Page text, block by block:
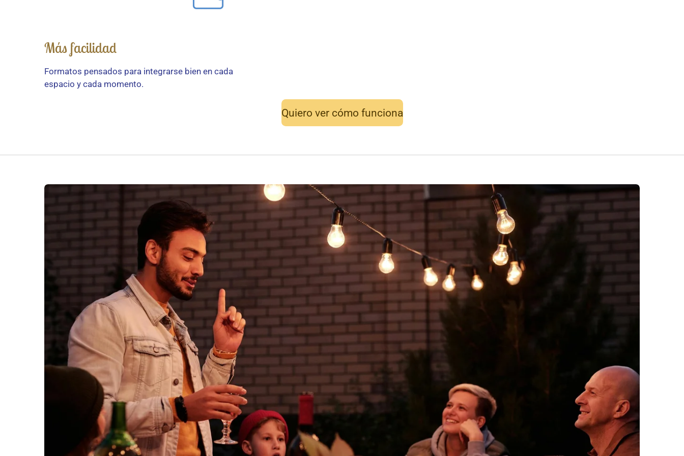
Más facilidad
Formatos pensados para integrarse bien en cada
espacio y cada momento.
Quiero ver cómo funciona